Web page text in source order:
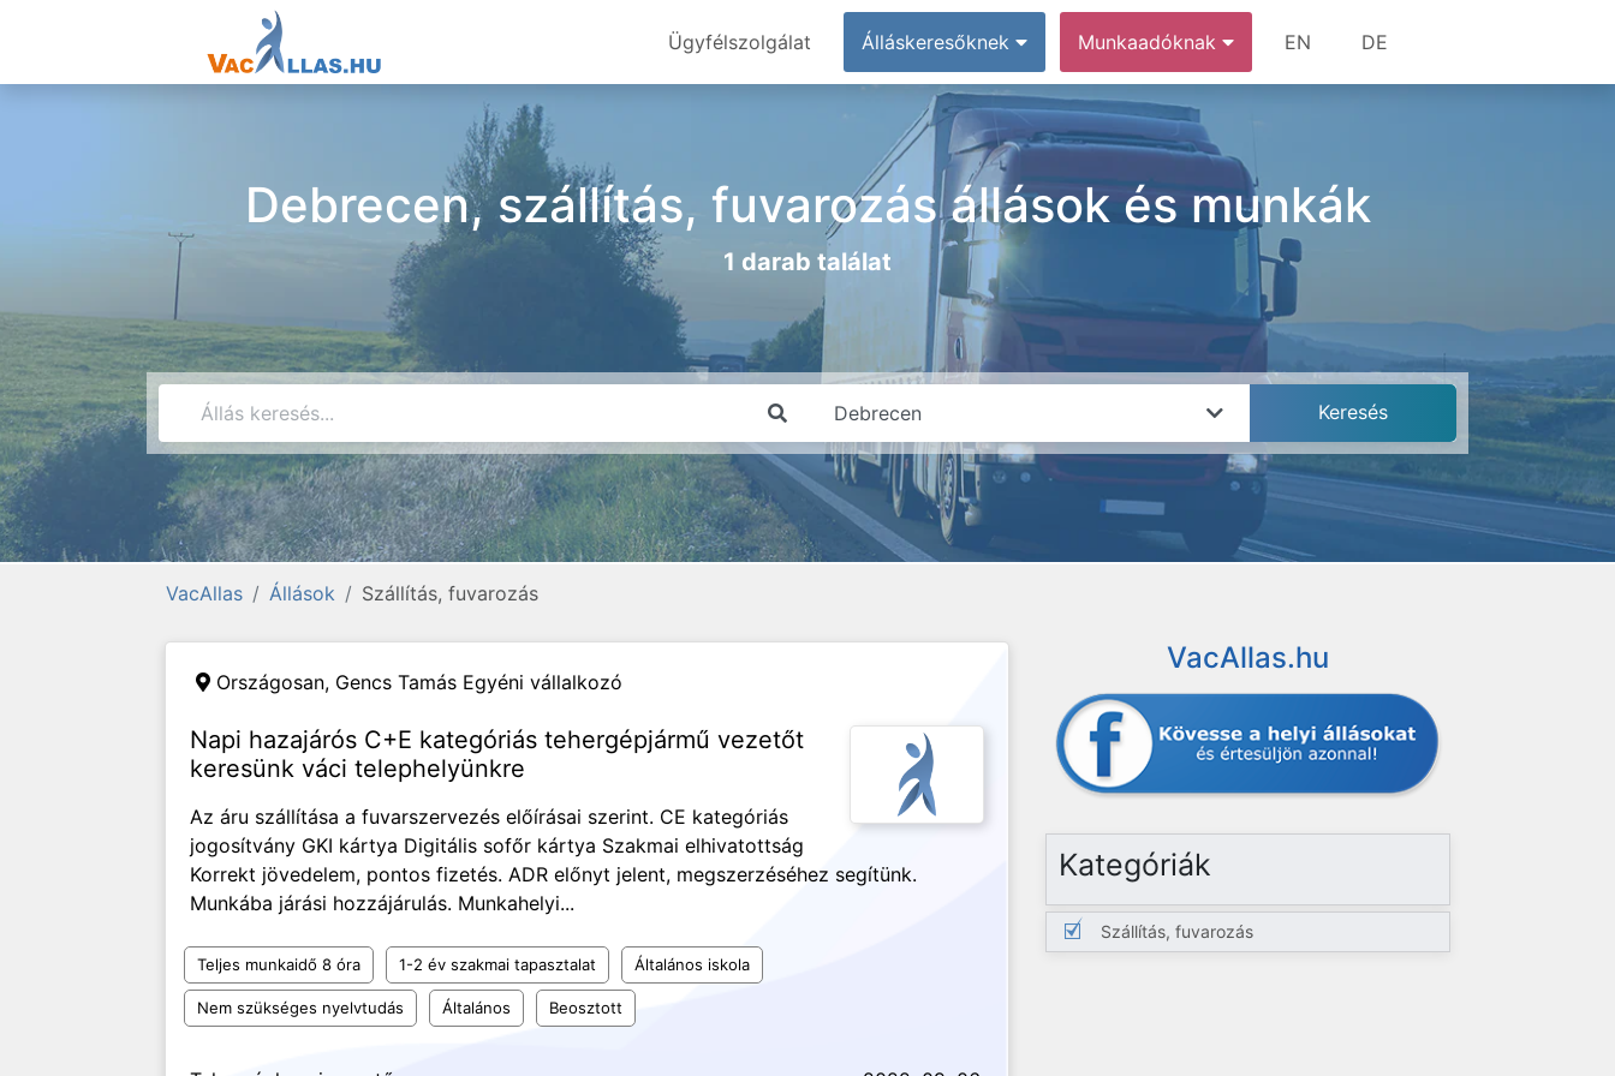
Ügyfélszolgálat Álláskeresőknek Munkaadóknak EN DE
Debrecen, szállítás, fuvarozás állások és munkák
1 darab találat
VacAllas Állások Szállítás, fuvarozás
Országosan, Gencs Tamás Egyéni vállalkozó
Napi hazajárós C+E kategóriás tehergépjármű vezetőt
keresünk váci telephelyünkre
Az áru szállítása a fuvarszervezés előírásai szerint. CE kategóriás
jogosítvány GKI kártya Digitális sofőr kártya Szakmai elhivatottság
Korrekt jövedelem, pontos fizetés. ADR előnyt jelent, megszerzéséhez segítünk.
Munkába járási hozzájárulás. Munkahelyi...
Teljes munkaidő 8 óra 1-2 év szakmai tapasztalat Általános iskola
Nem szükséges nyelvtudás Általános Beosztott
VacAllas.hu
Kategóriák
Szállítás, fuvarozás